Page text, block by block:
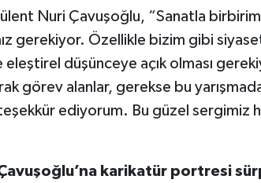
Nuri Çavuşoğlu, “Sanatla
gerekiyor. Özellikle bizim gibi
eleştirel düşünceye açık olması
görev alanlar, gerekse bu
ediyorum. Bu güzel sergimiz
karikatür portresi